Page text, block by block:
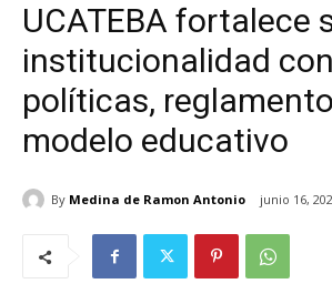
UCATEBA fortalece
institucionalidad
políticas,
modelo educativo
By Medina de Ramon Antonio junio 16,